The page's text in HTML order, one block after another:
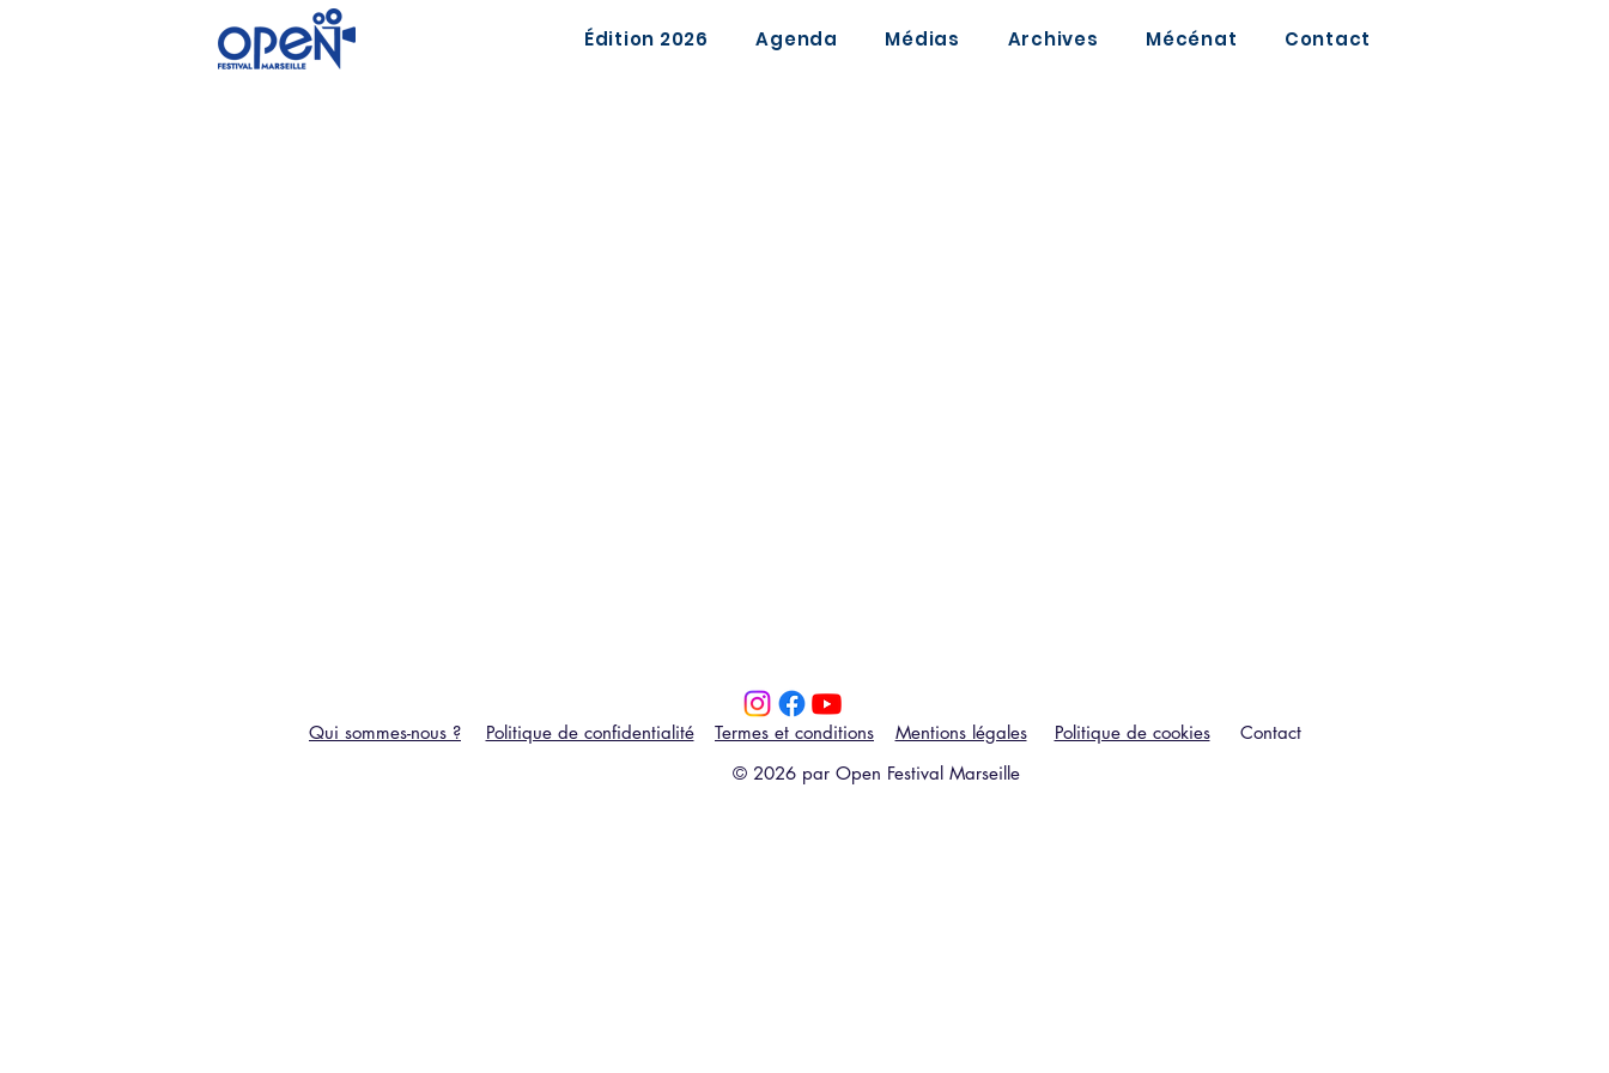
Édition 2026 Agenda Médias Archives Mécénat Contact
Qui sommes-nous ? Politique de confidentialité Termes et conditions Mentions légales Politique de cookies
Contact
© 2026 par Open Festival Marseille